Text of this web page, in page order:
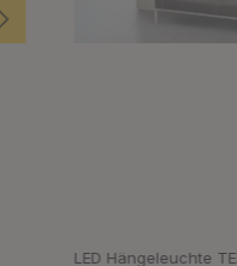
LED Hängeleuchte